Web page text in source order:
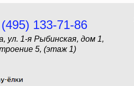
133-71-86
ул. 1-я Рыбинская, дом 1,
5, (этаж 1)